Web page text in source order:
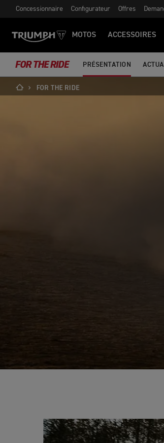
Concessionnaire Configurateur Offres
MOTOS ACCESSOIRES
FOR THE RIDE PRÉSENTATION
FOR THE RIDE